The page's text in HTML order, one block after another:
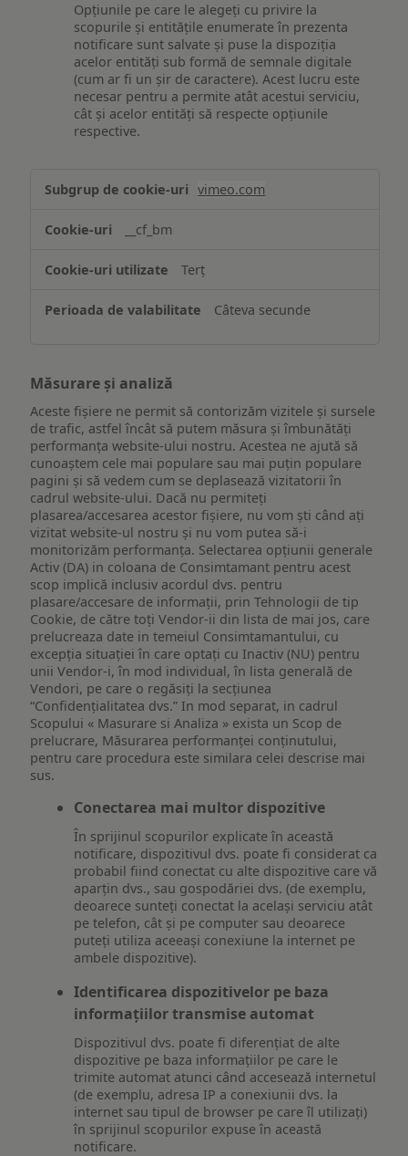
Opțiunile pe care le alegeți cu privire la
scopurile și entitățile enumerate în prezenta
notificare sunt salvate și puse la dispoziția
acelor entități sub formă de semnale digitale
(cum ar fi un șir de caractere). Acest lucru este
necesar pentru a permite atât acestui serviciu,
cât și acelor entități să respecte opțiunile
respective.
Asigurarea
funcționalităților
website-
ului
vimeo.com
__cf_bm
Terț
Câteva secunde
Măsurare și analiză
Aceste fișiere ne permit să contorizăm vizitele și sursele
de trafic, astfel încât să putem măsura și îmbunătăți
performanța website-ului nostru. Acestea ne ajută să
cunoaștem cele mai populare sau mai puțin populare
pagini și să vedem cum se deplasează vizitatorii în
cadrul website-ului. Dacă nu permiteți
plasarea/accesarea acestor fișiere, nu vom ști când ați
vizitat website-ul nostru și nu vom putea să-i
monitorizăm performanța. Selectarea opțiunii generale
Activ (DA) in coloana de Consimtamant pentru acest
scop implică inclusiv acordul dvs. pentru
plasare/accesare de informații, prin Tehnologii de tip
Cookie, de către toți Vendor-ii din lista de mai jos, care
prelucreaza date in temeiul Consimtamantului, cu
excepția situației în care optați cu Inactiv (NU) pentru
unii Vendor-i, în mod individual, în lista generală de
Vendori, pe care o regăsiți la secțiunea
“Confidențialitatea dvs.” In mod separat, in cadrul
Scopului « Masurare si Analiza » exista un Scop de
prelucrare, Măsurarea performanței conținutului,
pentru care procedura este similara celei descrise mai
sus.
Conectarea mai multor dispozitive
În sprijinul scopurilor explicate în această
notificare, dispozitivul dvs. poate fi considerat ca
probabil fiind conectat cu alte dispozitive care vă
aparțin dvs., sau gospodăriei dvs. (de exemplu,
deoarece sunteți conectat la același serviciu atât
pe telefon, cât și pe computer sau deoarece
puteți utiliza aceeași conexiune la internet pe
ambele dispozitive).
Identificarea dispozitivelor pe baza
informațiilor transmise automat
Dispozitivul dvs. poate fi diferențiat de alte
dispozitive pe baza informațiilor pe care le
trimite automat atunci când accesează internetul
(de exemplu, adresa IP a conexiunii dvs. la
internet sau tipul de browser pe care îl utilizați)
în sprijinul scopurilor expuse în această
notificare.